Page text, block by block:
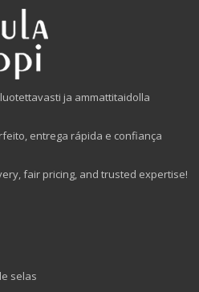
ja ammattitaidolla
entrega rápida e confiança
fair pricing, and trusted expertise!
selas